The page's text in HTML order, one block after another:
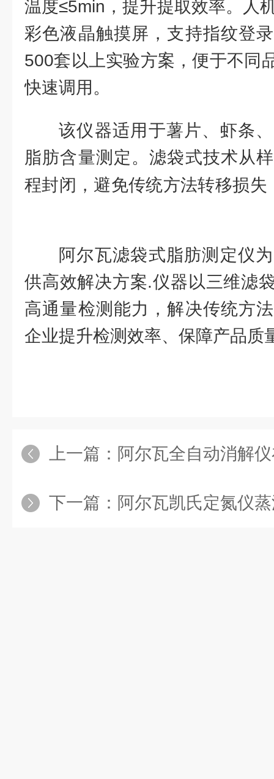
温度≤5min，提升提取效率。人
彩色液晶触摸屏，支持指纹登
500套以上实验方案，便于不同
快速调用。
该仪器适用于薯片、虾条
脂肪含量测定。滤袋式技术从
程封闭，避免传统方法转移损失
阿尔瓦滤袋式脂肪测定仪
供高效解决方案.仪器以三维滤
高通量检测能力，解决传统方
企业提升检测效率、保障产品质
上一篇： 阿尔瓦全自动消解仪在
下一篇： 阿尔瓦凯氏定氮仪蒸汽